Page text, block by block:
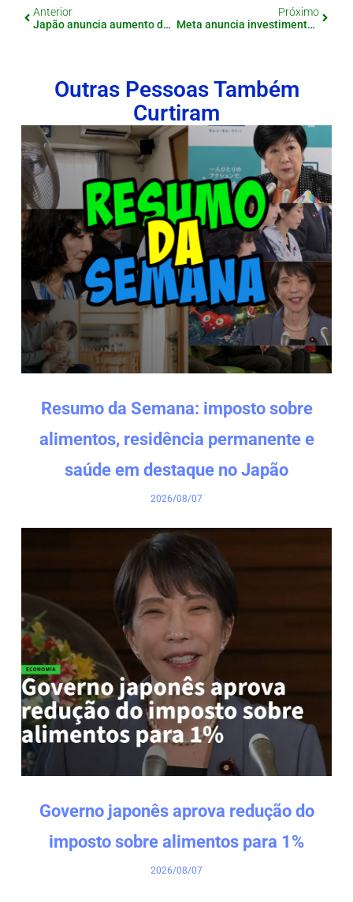
Anterior
Japão anuncia aumento de 1,9% nas pensões públicas para 2025
Próximo
Meta anuncia investimento recorde de até 10 trilhões de ienes em IA para 2025
Outras Pessoas Também
Curtiram
Resumo da Semana: imposto sobre
alimentos, residência permanente e
saúde em destaque no Japão
2026/08/07
Governo japonês aprova redução do
imposto sobre alimentos para 1%
2026/08/07